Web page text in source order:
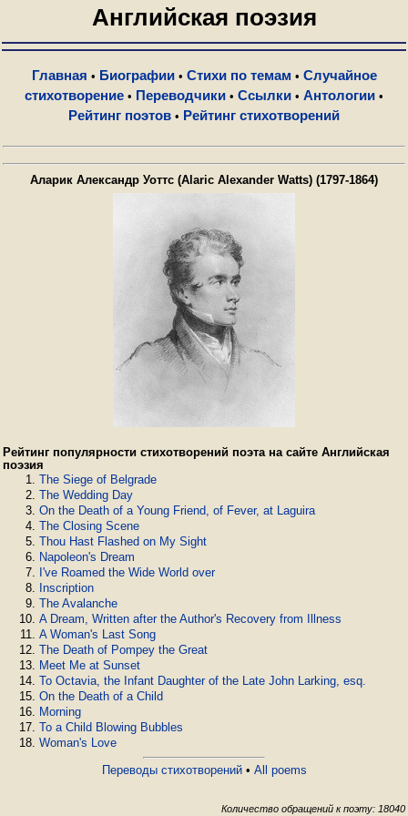
Английская поэзия
Главная • Биографии• Стихи по темам • Случайное
стихотворение • Переводчики • Ссылки • Антологии •
Рейтинг поэтов • Рейтинг стихотворений
Аларик Александр Уоттс (Alaric Alexander Watts) (1797-1864)
Рейтинг популярности стихотворений поэта на сайте Английская
поэзия
The Siege of Belgrade
The Wedding Day
On the Death of a Young Friend, of Fever, at Laguira
The Closing Scene
Thou Hast Flashed on My Sight
Napoleon's Dream
I've Roamed the Wide World over
Inscription
The Avalanche
A Dream, Written after the Author's Recovery from Illness
A Woman's Last Song
The Death of Pompey the Great
Meet Me at Sunset
To Octavia, the Infant Daughter of the Late John Larking, esq.
On the Death of a Child
Morning
To a Child Blowing Bubbles
Woman's Love
Переводы стихотворений• All poems
Количество обращений к поэту: 18040